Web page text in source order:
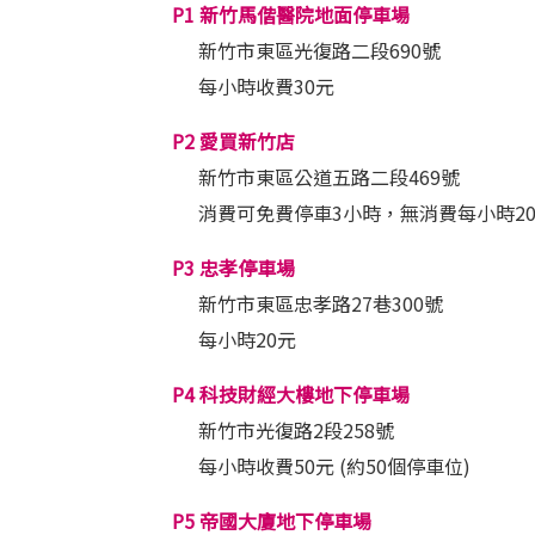
P1 新竹馬偕醫院地面停車場
新竹市東區光復路二段690號
每小時收費30元
P2 愛買新竹店
新竹市東區公道五路二段469號
消費可免費停車3小時，無消費每小時
P3 忠孝停車場
新竹市東區忠孝路27巷300號
每小時20元
P4 科技財經大樓地下停車場
新竹市光復路2段258號
每小時收費50元 (約50個停車位)
P5 帝國大廈地下停車場